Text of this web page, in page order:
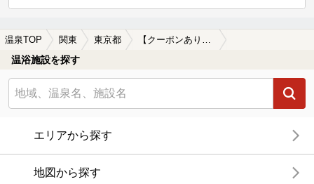
温泉TOP 関東 東京都 【クーポンあり】青梅・あきる野周辺の日帰り温泉、スーパー銭湯おすすめ
温浴施設を探す
エリアから探す
地図から探す